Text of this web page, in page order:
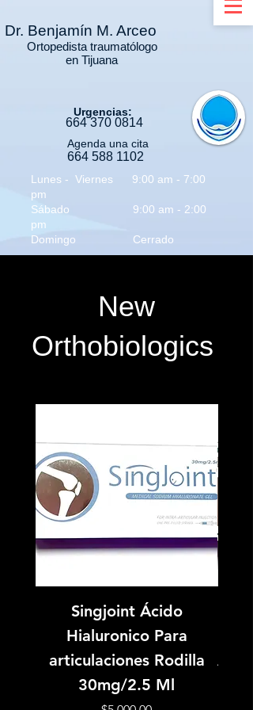
Agenda una cita
664 588 1102
Dr. Benjamín M. Arceo
Ortopedista traumatólogo
en Tijuana
Urgencias:
664 370 0814
Lunes - Viernes 9:00 am - 7:00
pm
Sábado 9:00 am - 2:00
pm
Domingo Cerrado
New
Orthobiologics
Singjoint Ácido
Hialuronico Para
articulaciones Rodilla
30mg/2.5 Ml